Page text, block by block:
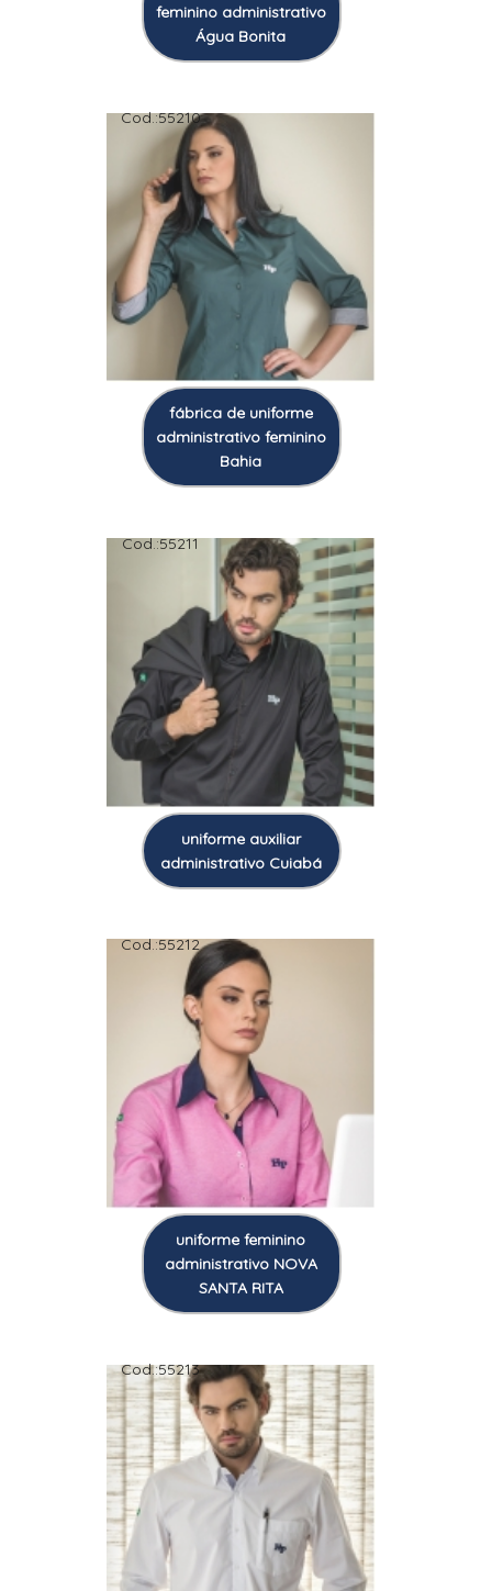
feminino administrativo
Água Bonita
Cod.:55210
fábrica de uniforme
administrativo feminino
Bahia
Cod.:55211
uniforme auxiliar
administrativo Cuiabá
Cod.:55212
uniforme feminino
administrativo NOVA
SANTA RITA
Cod.:55213